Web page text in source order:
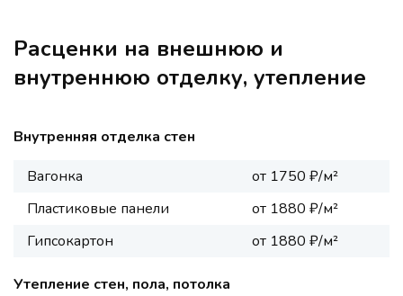
Расценки на внешнюю и
внутреннюю отделку, утепление
Внутренняя отделка стен
Вагонка
от 1750 ₽/м²
Пластиковые панели
от 1880 ₽/м²
Гипсокартон
от 1880 ₽/м²
Утепление стен, пола, потолка